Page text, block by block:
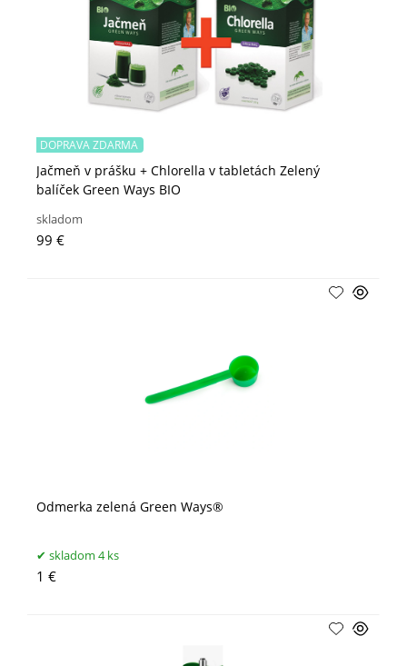
Jačmeň v prášku + Chlorella v tabletách Zelený
balíček Green Ways BIO
DOPRAVA ZDARMA
skladom
99 €
Odmerka zelená Green Ways®
skladom 4 ks
1 €